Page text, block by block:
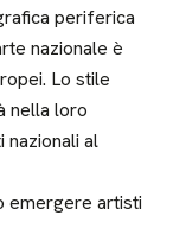
periferica
nazionale è
Lo stile
nella loro
nazionali al
emergere artisti